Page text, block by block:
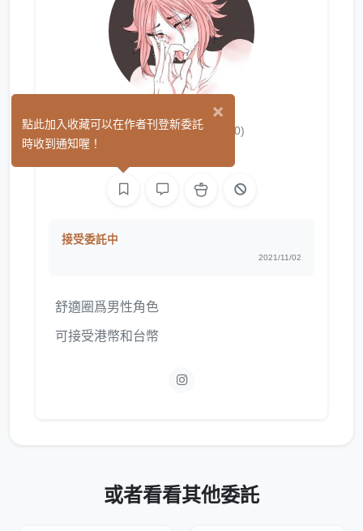
haruka yiu (0)
接受委託中
2021/11/02
舒適圈爲男性角色
可接受港幣和台幣
或者看看其他委託
×
點此加入收藏可以在作者刊登新委託
時收到通知喔！